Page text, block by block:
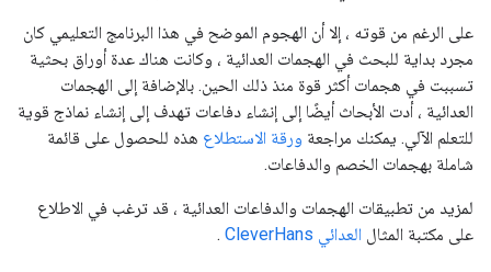
على الرغم من قوته ، إلا أن الهجوم الموضح في هذا البرنامج التعليمي كان
مجرد بداية للبحث في الهجمات العدائية ، وكانت هناك عدة أوراق بحثية
تسببت في هجمات أكثر قوة منذ ذلك الحين. بالإضافة إلى الهجمات
العدائية ، أدت الأبحاث أيضًا إلى إنشاء دفاعات تهدف إلى إنشاء نماذج قوية
للتعلم الآلي. يمكنك مراجعة ورقة الاستطلاع هذه للحصول على قائمة
شاملة بهجمات الخصم والدفاعات.
لمزيد من تطبيقات الهجمات والدفاعات العدائية ، قد ترغب في الاطلاع
على مكتبة المثال العدائي CleverHans .